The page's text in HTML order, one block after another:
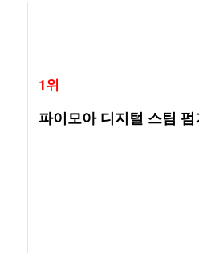
1위
파이모아 디지털 스팀